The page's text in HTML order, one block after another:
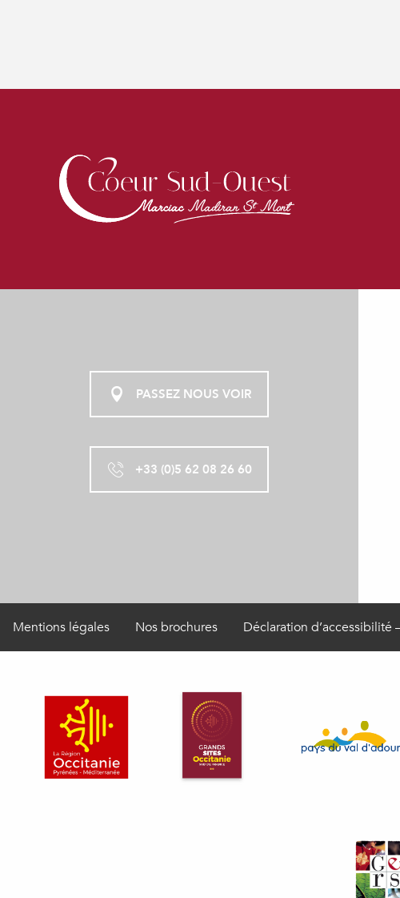
PASSEZ NOUS VOIR
+33 (0)5 62 08 26 60
Mentions légales Nos brochures Déclaration d’accessibilité